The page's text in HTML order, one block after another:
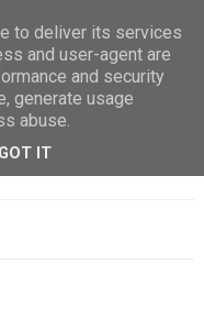
to deliver its services
and user-agent are
and security
generate usage
abuse.
GOT IT